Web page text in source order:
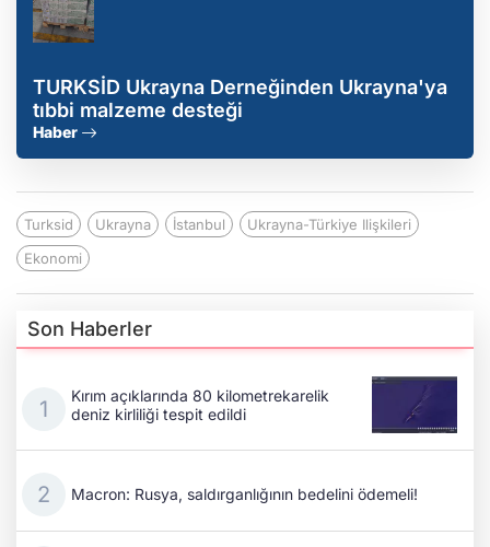
TURKSİD Ukrayna Derneğinden Ukrayna'ya
tıbbi malzeme desteği
Haber
Turksid Ukrayna İstanbul
Ukrayna-Türkiye Ilişkileri
Ekonomi
Son Haberler
Kırım açıklarında 80 kilometrekarelik
deniz kirliliği tespit edildi
Macron: Rusya, saldırganlığının bedelini ödemeli!